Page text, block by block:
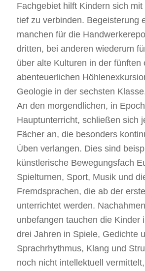
Fachgebiet hilft Kindern sich
tief zu verbinden. Begeisterung
manchen für die
dritten, bei anderen wiederum
über alte Kulturen in der fünften
abenteuerlichen
Geologie in der sechsten
An den morgendlichen, in
Hauptunterricht, schließen sich
Fächer an, die besonders
Üben verlangen. Dies sind
künstlerische Bewegungsfach
Spielturnen, Sport, Musik und
Fremdsprachen, die ab der
unterrichtet werden.
unbefangen tauchen die Kinder
drei Jahren in Spiele, Gedichte
Sprachrhythmus, Klang und
noch nicht intellektuell